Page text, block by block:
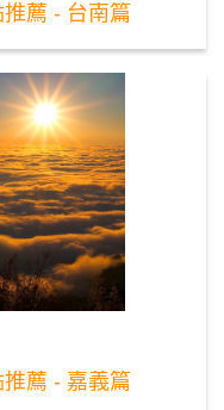
薦 - 台南篇
薦 - 嘉義篇